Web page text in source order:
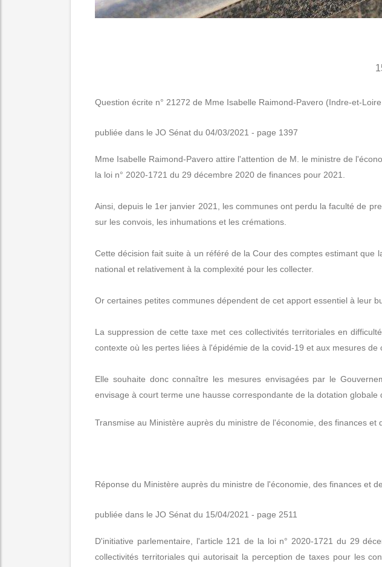
Question écrite n° 21272 de Mme Isabelle Raimond-Pavero (Indre-et-
publiée dans le JO Sénat du 04/03/2021 - page 1397
Mme Isabelle Raimond-Pavero attire l'attention de M. le ministre de
la loi n° 2020-1721 du 29 décembre 2020 de finances pour 2021.
Ainsi, depuis le 1er janvier 2021, les communes ont perdu la faculté de
sur les convois, les inhumations et les crémations.
Cette décision fait suite à un référé de la Cour des comptes estimant
national et relativement à la complexité pour les collecter.
Or certaines petites communes dépendent de cet apport essentiel à leur
La suppression de cette taxe met ces collectivités territoriales en
contexte où les pertes liées à l'épidémie de la covid-19 et aux mesures
Elle souhaite donc connaître les mesures envisagées par le
envisage à court terme une hausse correspondante de la dotation
Transmise au Ministère auprès du ministre de l'économie, des finances et
Réponse du Ministère auprès du ministre de l'économie, des finances et
publiée dans le JO Sénat du 15/04/2021 - page 2511
D'initiative parlementaire, l'article 121 de la loi n° 2020-1721 du 29
collectivités territoriales qui autorisait la perception de taxes pour les